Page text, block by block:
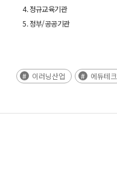
4. 정규교육기관
5. 정부/공공기관
이러닝산업 에듀테크